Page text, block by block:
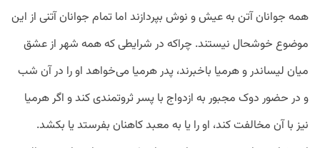
همه جوانان آتن به عیش و نوش بپردازند اما تمام جوانان آتنی از این
موضوع خوشحال نیستند. چراکه در شرایطی که همه شهر از عشق
میان لیساندر و هرمیا باخبرند، پدر هرمیا می‌خواهد او را در آن شب
و در حضور دوک مجبور به ازدواج با پسر ثروتمندی کند و اگر هرمیا
نیز با آن مخالفت کند، او را یا به معبد کاهنان بفرستد یا بکشد.